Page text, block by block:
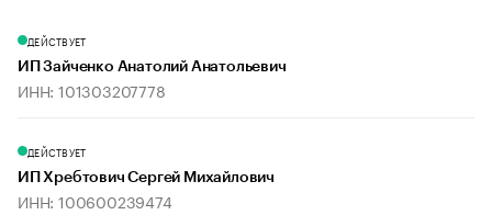
ДЕЙСТВУЕТ
ИП Зайченко Анатолий Анатольевич
ИНН: 101303207778
ДЕЙСТВУЕТ
ИП Хребтович Сергей Михайлович
ИНН: 100600239474